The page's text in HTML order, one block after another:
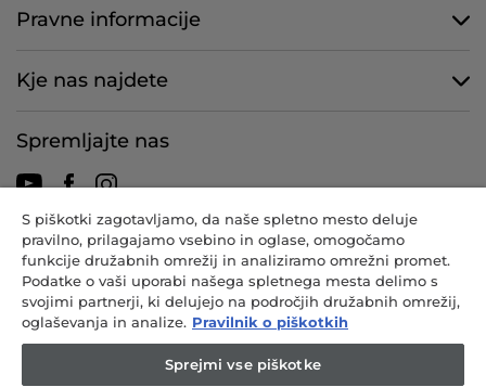
Pravne informacije
Kje nas najdete
Spremljajte nas
CANDY HOOVER GROUP S.r.I. - z enim družbenikom - SEDEŽ: Via
Comolli, 57 - 20861 Brugherio (MB) - Italija - GLAVNA UPRAVA: Via
Privata Eden Fumagalli snc - 20861 Brugherio (MB) in Via Trento št.
20/A-22 - 20871 Vimercate (MB) - Italija - Tel.: +39.039.2086.1 - Faks:
vplačan - Davčna številka in matična številka v sodnem registru
S piškotki zagotavljamo, da naše spletno mesto deluje
pravilno, prilagajamo vsebino in oglase, omogočamo
funkcije družabnih omrežij in analiziramo omrežni promet.
Podatke o vaši uporabi našega spletnega mesta delimo s
svojimi partnerji, ki delujejo na področjih družabnih omrežij,
oglaševanja in analize. Pravilnik o piškotkih
Sprejmi vse piškotke